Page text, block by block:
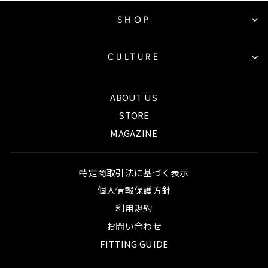
SHOP
CULTURE
ABOUT US
STORE
MAGAZINE
特定商取引法に基づく表示
個人情報保護方針
利用規約
お問い合わせ
FITTING GUIDE